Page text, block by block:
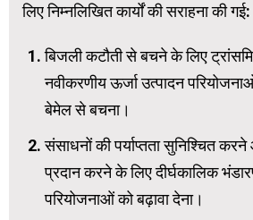
लिए निम्नलिखित कार्यों की सराहना की गई:
बिजली कटौती से बचने के लिए
नवीकरणीय ऊर्जा उत्पादन
बेमेल से बचना।
संसाधनों की पर्याप्तता सुनिश्चित
प्रदान करने के लिए दीर्घकालिक
परियोजनाओं को बढ़ावा देना।